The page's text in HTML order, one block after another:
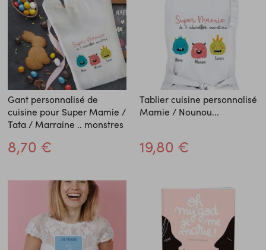
Gant personnalisé de
cuisine pour Super Mamie /
Tata / Marraine .. monstres
8,70 €
Tablier cuisine personnalisé
Mamie / Nounou...
19,80 €